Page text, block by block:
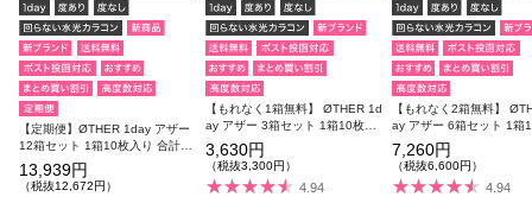
【定期便】ØTHER 1day アザー
12箱セット 1箱10枚入り 合計12
0枚
13,939円
（税抜12,672円）
【もれなく1箱無料】 ØTHER 1d
ay アザー 3箱セット 1箱10枚入
り 合計30枚
3,630円
（税抜3,300円）
4.94
【もれなく2箱無料】
ay アザー 6箱セット 1箱
り 合計60枚
7,260円
（税抜6,600円）
4.94